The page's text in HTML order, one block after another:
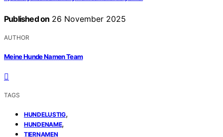
Published on 26 November 2025
AUTHOR
Meine Hunde Namen Team
TAGS
HUNDELUSTIG,
HUNDENAME,
TIERNAMEN